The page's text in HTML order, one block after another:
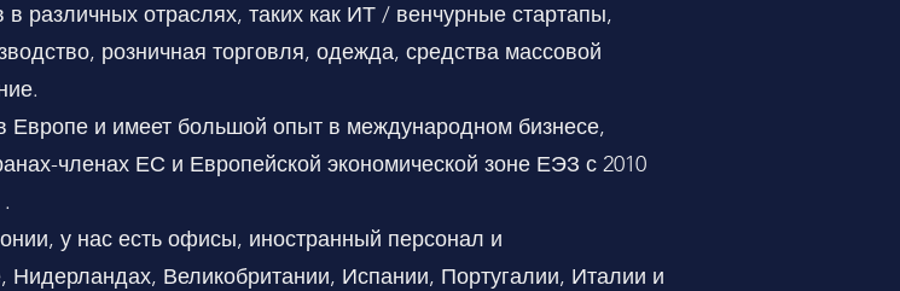
различных отраслях, таких как ИТ / венчурные стартапы,
розничная торговля, одежда, средства массовой
Европе и имеет большой опыт в международном бизнесе,
членах ЕС и Европейской экономической зоне ЕЭЗ с 2010
у нас есть офисы, иностранный персонал и
Великобритании, Испании, Португалии, Италии и